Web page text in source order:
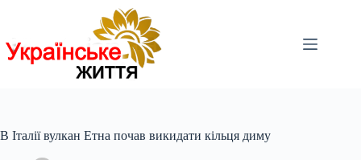
В Італії вулкан Етна почав викидати кільця диму